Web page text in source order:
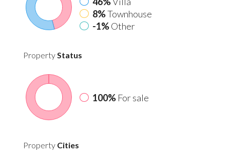
8%Townhouse
-1%Other
PropertyStatus
100% For sale
Property Cities